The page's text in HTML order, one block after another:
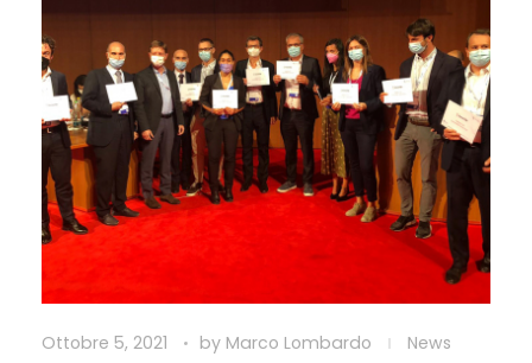
Ottobre 5, 2021 by Marco Lombardo News